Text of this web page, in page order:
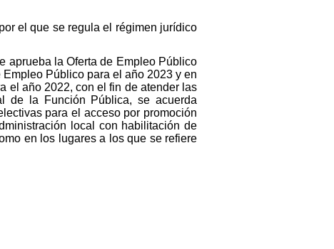
el que se regula el régimen jurídico
aprueba la Oferta de Empleo Público
Público para el año 2023 y en
el año 2022, con el fin de atender las
de la Función Pública, se acuerda
para el acceso por promoción
local con habilitación de
en los lugares a los que se refiere